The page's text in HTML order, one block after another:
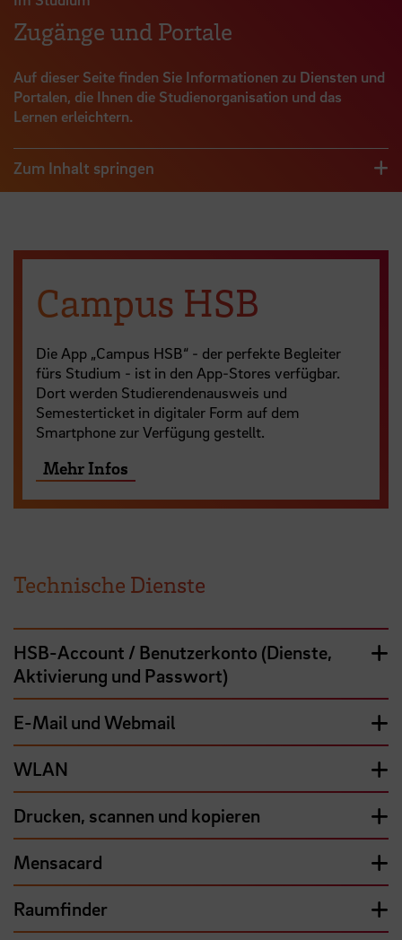
Zugänge und Portale
Auf dieser Seite finden Sie Informationen zu Diensten und
Portalen, die Ihnen die Studienorganisation und das
Lernen erleichtern.
Zum Inhalt springen
Campus HSB
Die App „Campus HSB“ - der perfekte Begleiter
fürs Studium - ist in den App-Stores verfügbar.
Dort werden Studierendenausweis und
Semesterticket in digitaler Form auf dem
Smartphone zur Verfügung gestellt.
Mehr Infos
Technische Dienste
HSB-Account / Benutzerkonto (Dienste,
Aktivierung und Passwort)
E-Mail und Webmail
WLAN
Drucken, scannen und kopieren
Mensacard
Raumfinder